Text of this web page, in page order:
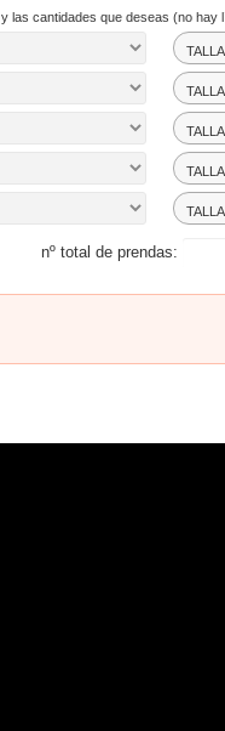
las cantidades que deseas (no hay
TALLA
TALLA
TALLA
TALLA
TALLA
nº total de prendas: